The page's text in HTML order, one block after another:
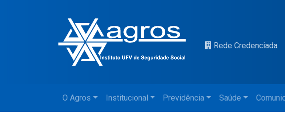
Rede Credenciada
O Agros Institucional Previdência Saúde